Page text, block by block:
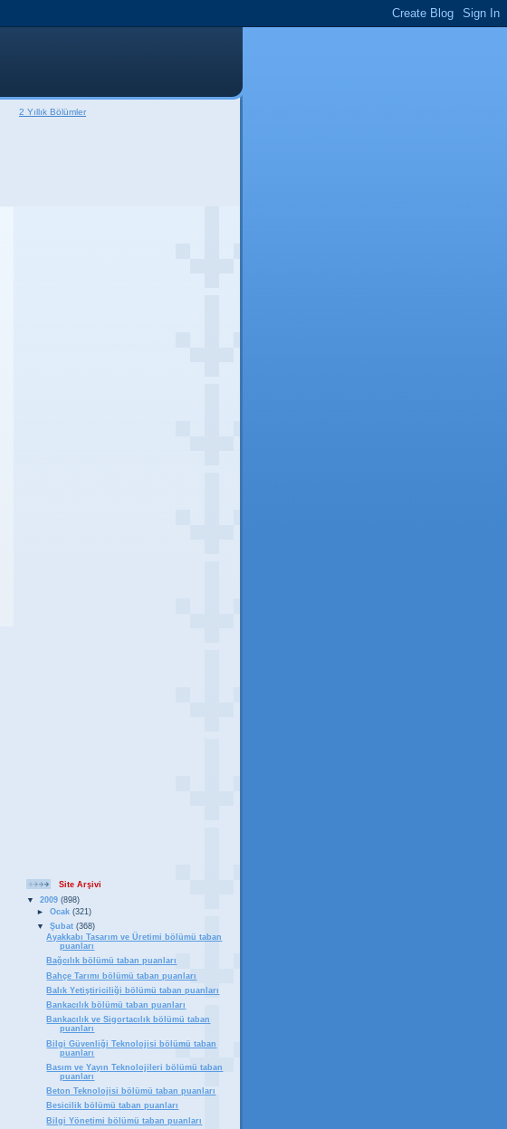
2 Yıllık Bölümler
Site Arşivi
▼ 2009 (898)
► Ocak (321)
▼ Şubat (368)
Ayakkabı Tasarım ve Üretimi bölümü taban
puanları
Bağcılık bölümü taban puanları
Bahçe Tarımı bölümü taban puanları
Balık Yetiştiriciliği bölümü taban puanları
Bankacılık bölümü taban puanları
Bankacılık ve Sigortacılık bölümü taban
puanları
Bilgi Güvenliği Teknolojisi bölümü taban
puanları
Basım ve Yayın Teknolojileri bölümü taban
puanları
Beton Teknolojisi bölümü taban puanları
Besicilik bölümü taban puanları
Bilgi Yönetimi bölümü taban puanları